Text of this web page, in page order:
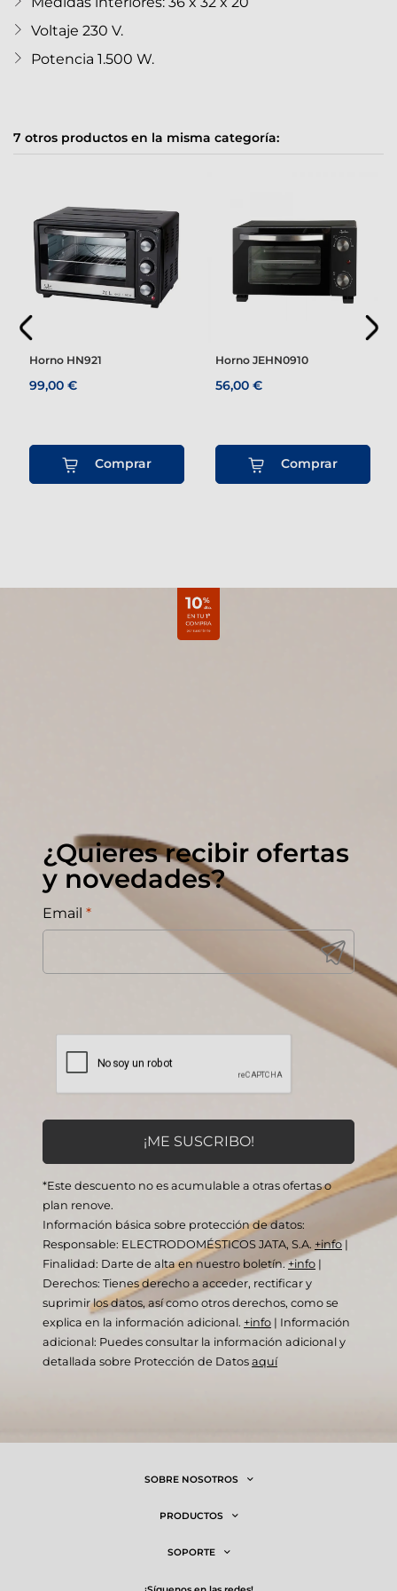
Voltaje 230 V.
Potencia 1.500 W.
7 otros productos en la misma categoría:
Horno HN921
99,00 €
Comprar
Horno JEHN0910
56,00 €
Comprar
¿Quieres recibir ofertas
y novedades?
Email *
*Este descuento no es acumulable a otras ofertas o
plan renove.
Información básica sobre protección de datos:
Responsable: ELECTRODOMÉSTICOS JATA, S.A. +info |
Finalidad: Darte de alta en nuestro boletín.+info |
Derechos: Tienes derecho a acceder, rectificar y
suprimir los datos, así como otros derechos, como se
explica en la información adicional. +info | Información
adicional: Puedes consultar la información adicional y
detallada sobre Protección de Datos aquí
SOBRE NOSOTROS
PRODUCTOS
SOPORTE